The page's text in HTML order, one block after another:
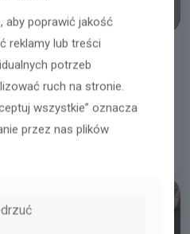
Produkcji
aby poprawić jakość
reklamy lub treści
potrzeb
ruch na stronie.
wszystkie” oznacza
przez nas plików